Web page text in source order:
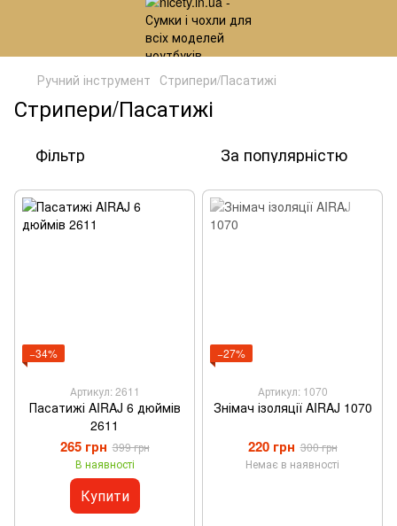
Ручний інструмент Стрипери/Пасатижі
Стрипери/Пасатижі
Фільтр За популярністю
−34%
Артикул: 2611
Пасатижі AIRAJ 6 дюймів
2611
265 грн 399 грн
В наявності
Купити
−27%
Артикул: 1070
Знімач ізоляції AIRAJ 1070
220 грн 300 грн
Немає в наявності